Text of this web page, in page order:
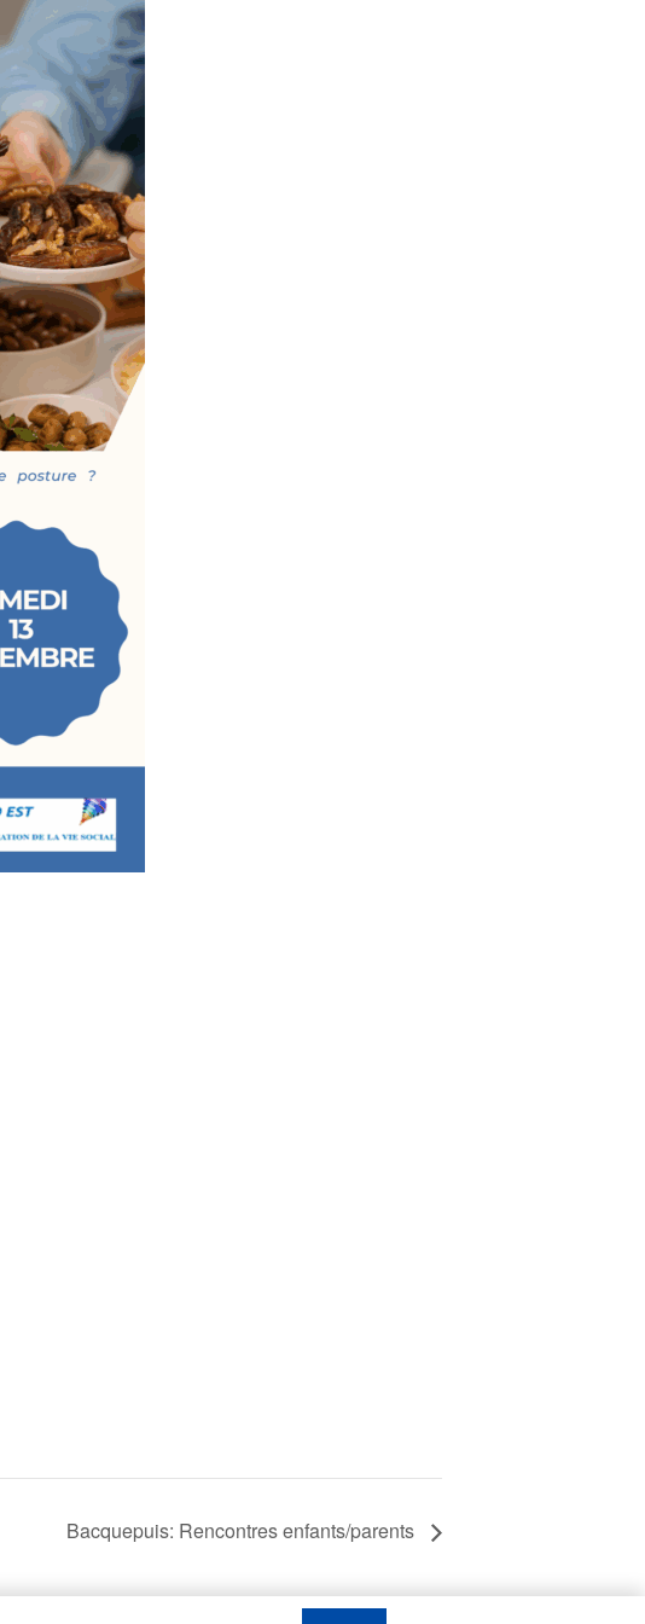
Bacquepuis: Rencontres enfants/parents